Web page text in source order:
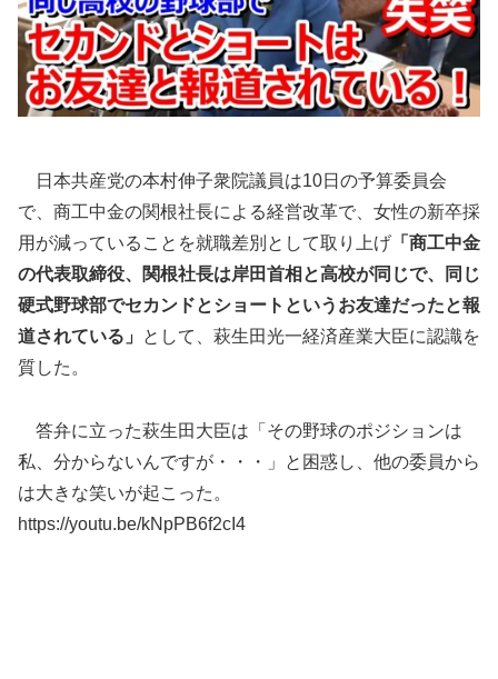
日本共産党の本村伸子衆院議員は10日の予算委員会
で、商工中金の関根社長による経営改革で、女性の新卒採
用が減っていることを就職差別として取り上げ 「商工中金
の代表取締役、関根社長は岸田首相と高校が同じで、同じ
硬式野球部でセカンドとショートというお友達だったと報
道されている」
として、萩生田光一経済産業大臣に認識を
質した。
答弁に立った萩生田大臣は「その野球のポジションは
私、分からないんですが・・・」と困惑し、他の委員から
は大きな笑いが起こった。
https://youtu.be/kNpPB6f2cI4